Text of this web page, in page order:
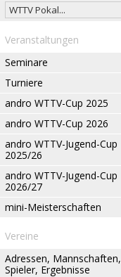
Veranstaltungen
Seminare
Turniere
andro WTTV-Cup 2025
andro WTTV-Cup 2026
andro WTTV-Jugend-Cup
2025/26
andro WTTV-Jugend-Cup
2026/27
mini-Meisterschaften
Vereine
Adressen, Mannschaften,
Spieler, Ergebnisse